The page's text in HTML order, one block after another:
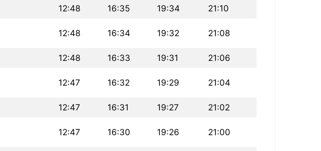
12:48 16:35 19:34 21:10
12:48 16:34 19:32 21:08
12:48 16:33 19:31 21:06
12:47 16:32 19:29 21:04
12:47 16:31 19:27 21:02
12:47 16:30 19:26 21:00